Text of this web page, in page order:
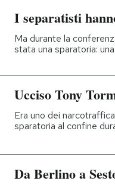
I separatisti
Ma durante la
stata una sparatoria:
Ucciso Tony
Era uno dei
sparatoria al confine
Da Berlino a